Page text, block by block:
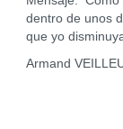
dentro de unos
que yo
Armand